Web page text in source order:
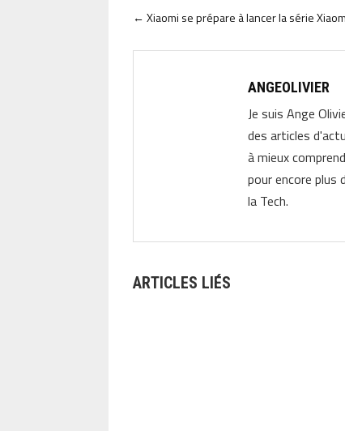
←Xiaomi se prépare à lancer la série
ANGEOLIVIER
Je suis Ange
des articles
à mieux
pour encore plus
la Tech.
ARTICLES LIÉS